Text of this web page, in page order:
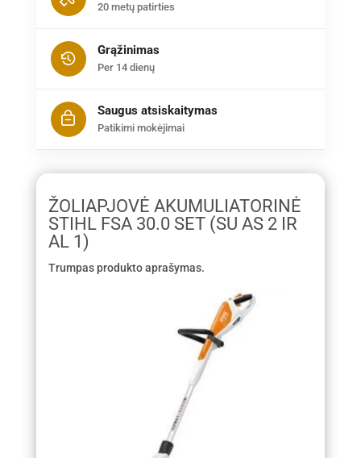
20 metų patirties
Grąžinimas
Per 14 dienų
Saugus atsiskaitymas
Patikimi mokėjimai
ŽOLIAPJOVĖ AKUMULIATORINĖ
STIHL FSA 30.0 SET (SU AS 2 IR
AL 1)
Trumpas produkto aprašymas.